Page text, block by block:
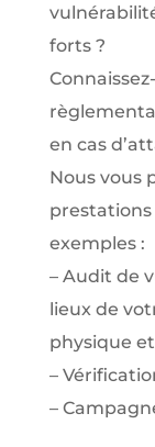
forts ?
en cas
Nous vous
exemples :
– Audit de
lieux de
physique
–
–